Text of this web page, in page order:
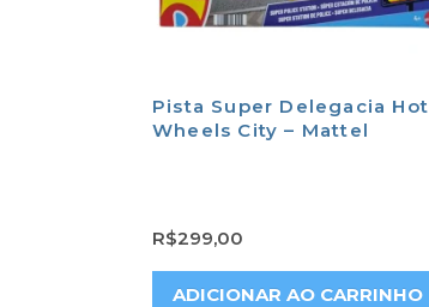
Pista Super Delegacia Hot
Wheels City – Mattel
R$299,00
ADICIONAR AO CARRINHO